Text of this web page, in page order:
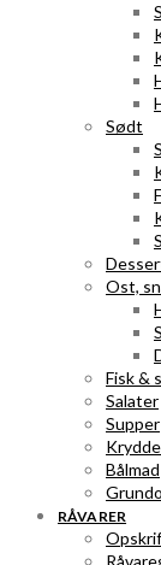
Sødt
Ost,
Fisk &
Salater
Supper
Bålmad
RÅVARER